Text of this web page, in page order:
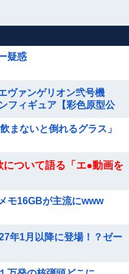
疑惑
ヴァンゲリオン弐号機
フィギュア【彩色原型公
まないと倒れるグラス」
ついて語る「エ●動画を
モ16GBが主流にwww
年1月以降に登場！？ゼー